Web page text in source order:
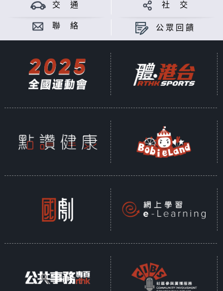
交 通 社 交
聯 絡 公眾回饋